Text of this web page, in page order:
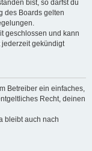
bist, so darfst du
des Boards gelten
geschlossen und kann
gekündigt
Betreiber ein einfaches,
Recht, deinen
bleibt auch nach